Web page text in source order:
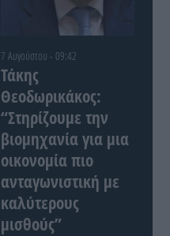
7 Αυγούστου - 09:42
Τάκης
Θεοδωρικάκος:
“Στηρίζουμε την
βιομηχανία για μια
οικονομία πιο
ανταγωνιστική με
καλύτερους
μισθούς”